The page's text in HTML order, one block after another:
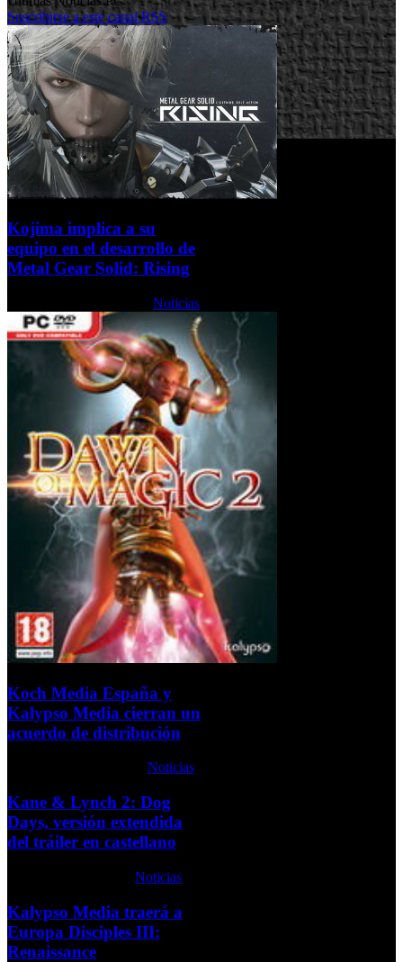
Suscribirse a este canal RSS
Kojima implica a su
equipo en el desarrollo de
Metal Gear Solid: Rising
Noticias
Koch Media España y
Kalypso Media cierran un
acuerdo de distribución
Noticias
Kane & Lynch 2: Dog
Days, versión extendida
del tráiler en castellano
Noticias
Kalypso Media traerá a
Europa Disciples III:
Renaissance